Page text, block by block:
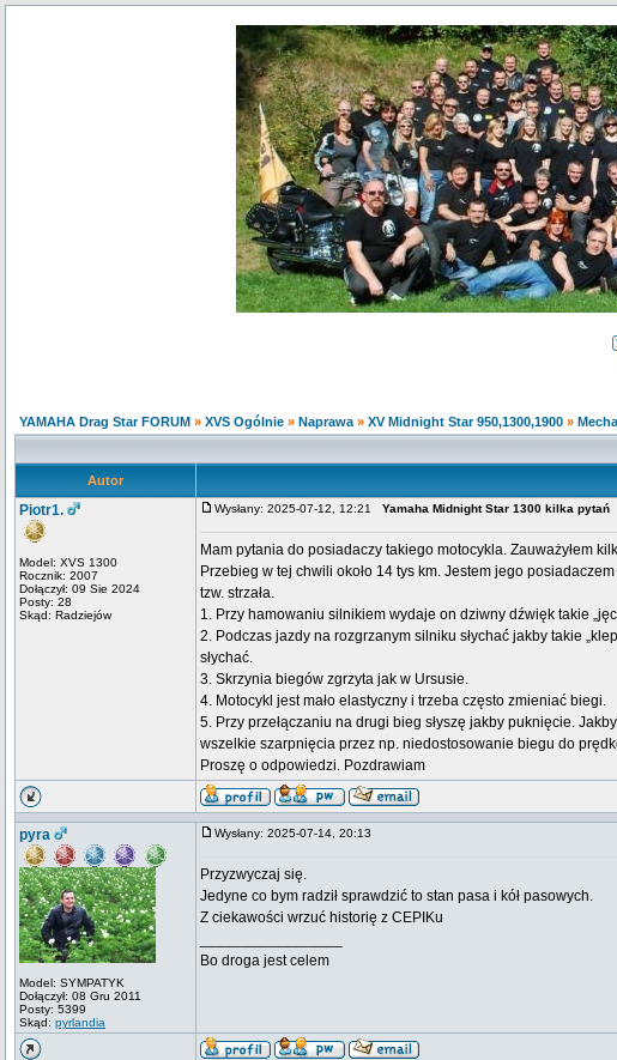
YAMAHA Drag Star FORUM » XVS Ogólnie » Naprawa » XV Midnight Star 950,1300,1900 »
Autor
Piotr1.
Model: XVS 1300
Rocznik: 2007
Dołączył: 09 Sie 2024
Posty: 28
Skąd: Radziejów
Wysłany: 2025-07-12, 12:21 Yamaha Midnight Star 1300 kilka pytań
Mam pytania do posiadaczy takiego motocykla. Zauważyłem
Przebieg w tej chwili około 14 tys km. Jestem jego
tzw. strzała.
1. Przy hamowaniu silnikiem wydaje on dziwny dźwięk takie
2. Podczas jazdy na rozgrzanym silniku słychać jakby takie
słychać.
3. Skrzynia biegów zgrzyta jak w Ursusie.
4. Motocykl jest mało elastyczny i trzeba często zmieniać biegi.
5. Przy przełączaniu na drugi bieg słyszę jakby puknięcie.
wszelkie szarpnięcia przez np. niedostosowanie biegu do
Proszę o odpowiedzi. Pozdrawiam
pyra
Model: SYMPATYK
Dołączył: 08 Gru 2011
Posty: 5399
Skąd: pyrlandia
Wysłany: 2025-07-14, 20:13
Przyzwyczaj się.
Jedyne co bym radził sprawdzić to stan pasa i kół pasowych.
Z ciekawości wrzuć historię z CEPIKu
Bo droga jest celem